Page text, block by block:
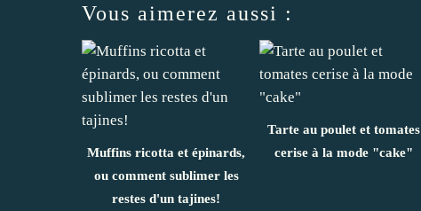
Vous aimerez aussi :
Muffins ricotta et épinards,
ou comment sublimer les
restes d'un tajines!
Tarte au poulet et tomates
cerise à la mode "cake"